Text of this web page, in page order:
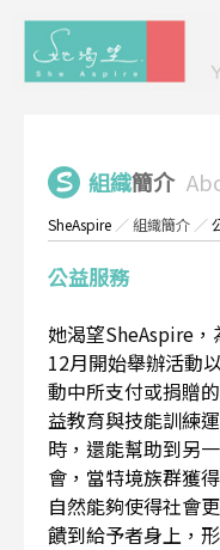
組織簡介
SheAspire ／組織簡介 ／
公益服務
她渴望SheAspire
12月開始舉辦活動
動中所支付或捐贈
益教育與技能訓練
時，還能幫助到另
會，當特境族群獲
自然能夠使得社會
饋到給予者身上，